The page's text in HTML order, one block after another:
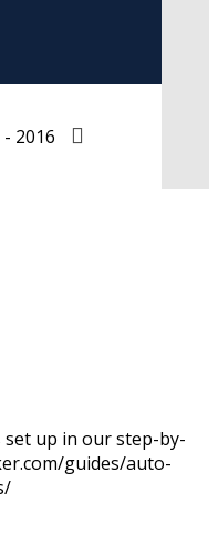
2016
set up in our step-by-
guides/auto-